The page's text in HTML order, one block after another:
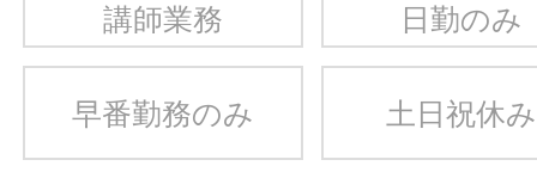
講師業務 日勤のみ
早番勤務のみ 土日祝休み